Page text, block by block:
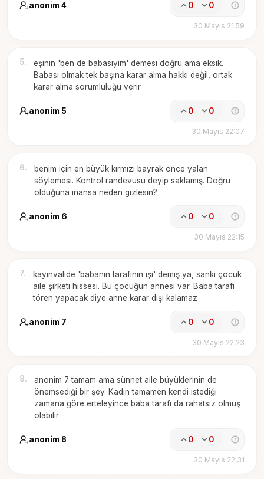
anonim 4 0 0
30 Mayıs 21:59
5.
eşinin 'ben de babasıyım' demesi doğru ama eksik.
Babası olmak tek başına karar alma hakkı değil, ortak
karar alma sorumluluğu verir
anonim 5 0 0
30 Mayıs 22:07
6.
benim için en büyük kırmızı bayrak önce yalan
söylemesi. Kontrol randevusu deyip saklamış. Doğru
olduğuna inansa neden gizlesin?
anonim 6 0 0
30 Mayıs 22:15
7.
kayınvalide 'babanın tarafının işi' demiş ya, sanki çocuk
aile şirketi hissesi. Bu çocuğun annesi var. Baba tarafı
tören yapacak diye anne karar dışı kalamaz
anonim 7 0 0
30 Mayıs 22:23
8.
anonim 7 tamam ama sünnet aile büyüklerinin de
önemsediği bir şey. Kadın tamamen kendi istediği
zamana göre erteleyince baba tarafı da rahatsız olmuş
olabilir
anonim 8 0 0
30 Mayıs 22:31